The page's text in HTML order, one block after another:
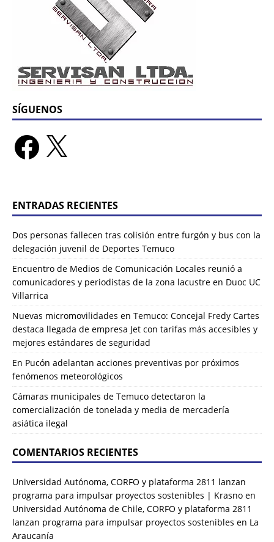
SÍGUENOS
ENTRADAS RECIENTES
Dos personas fallecen tras colisión entre furgón y bus con la
delegación juvenil de Deportes Temuco
Encuentro de Medios de Comunicación Locales reunió a
comunicadores y periodistas de la zona lacustre en Duoc UC
Villarrica
Nuevas micromovilidades en Temuco: Concejal Fredy Cartes
destaca llegada de empresa Jet con tarifas más accesibles y
mejores estándares de seguridad
En Pucón adelantan acciones preventivas por próximos
fenómenos meteorológicos
Cámaras municipales de Temuco detectaron la
comercialización de tonelada y media de mercadería
asiática ilegal
COMENTARIOS RECIENTES
Universidad Autónoma, CORFO y plataforma 2811 lanzan
programa para impulsar proyectos sostenibles | Krasno en
Universidad Autónoma de Chile, CORFO y plataforma 2811
lanzan programa para impulsar proyectos sostenibles en La
Araucanía